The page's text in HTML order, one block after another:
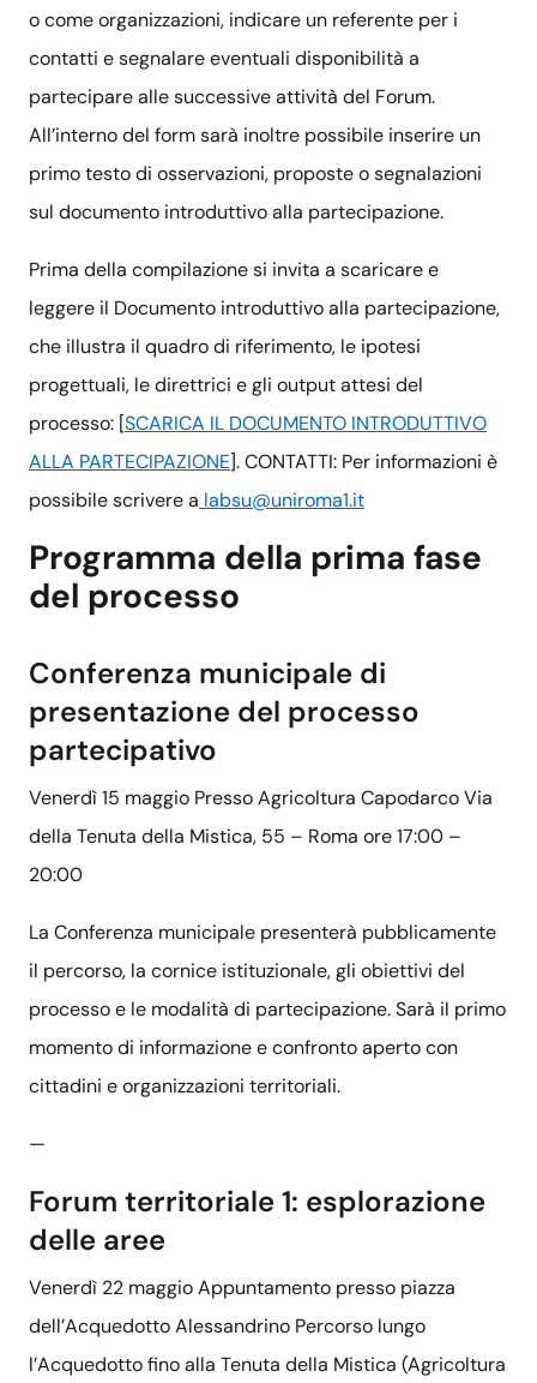
o come organizzazioni, indicare un referente per i
contatti e segnalare eventuali disponibilità a
partecipare alle successive attività del Forum.
All’interno del form sarà inoltre possibile inserire un
primo testo di osservazioni, proposte o segnalazioni
sul documento introduttivo alla partecipazione.
Prima della compilazione si invita a scaricare e
leggere il Documento introduttivo alla partecipazione,
che illustra il quadro di riferimento, le ipotesi
progettuali, le direttrici e gli output attesi del
processo: [SCARICA IL DOCUMENTO INTRODUTTIVO
ALLA PARTECIPAZIONE]. CONTATTI: Per informazioni è
possibile scrivere a labsu@uniroma1.it
Programma della prima fase
del processo
Conferenza municipale di
presentazione del processo
partecipativo
Venerdì 15 maggio Presso Agricoltura Capodarco Via
della Tenuta della Mistica, 55 – Roma ore 17:00 –
20:00
La Conferenza municipale presenterà pubblicamente
il percorso, la cornice istituzionale, gli obiettivi del
processo e le modalità di partecipazione. Sarà il primo
momento di informazione e confronto aperto con
cittadini e organizzazioni territoriali.
—
Forum territoriale 1: esplorazione
delle aree
Venerdì 22 maggio Appuntamento presso piazza
dell’Acquedotto Alessandrino Percorso lungo
l’Acquedotto fino alla Tenuta della Mistica (Agricoltura